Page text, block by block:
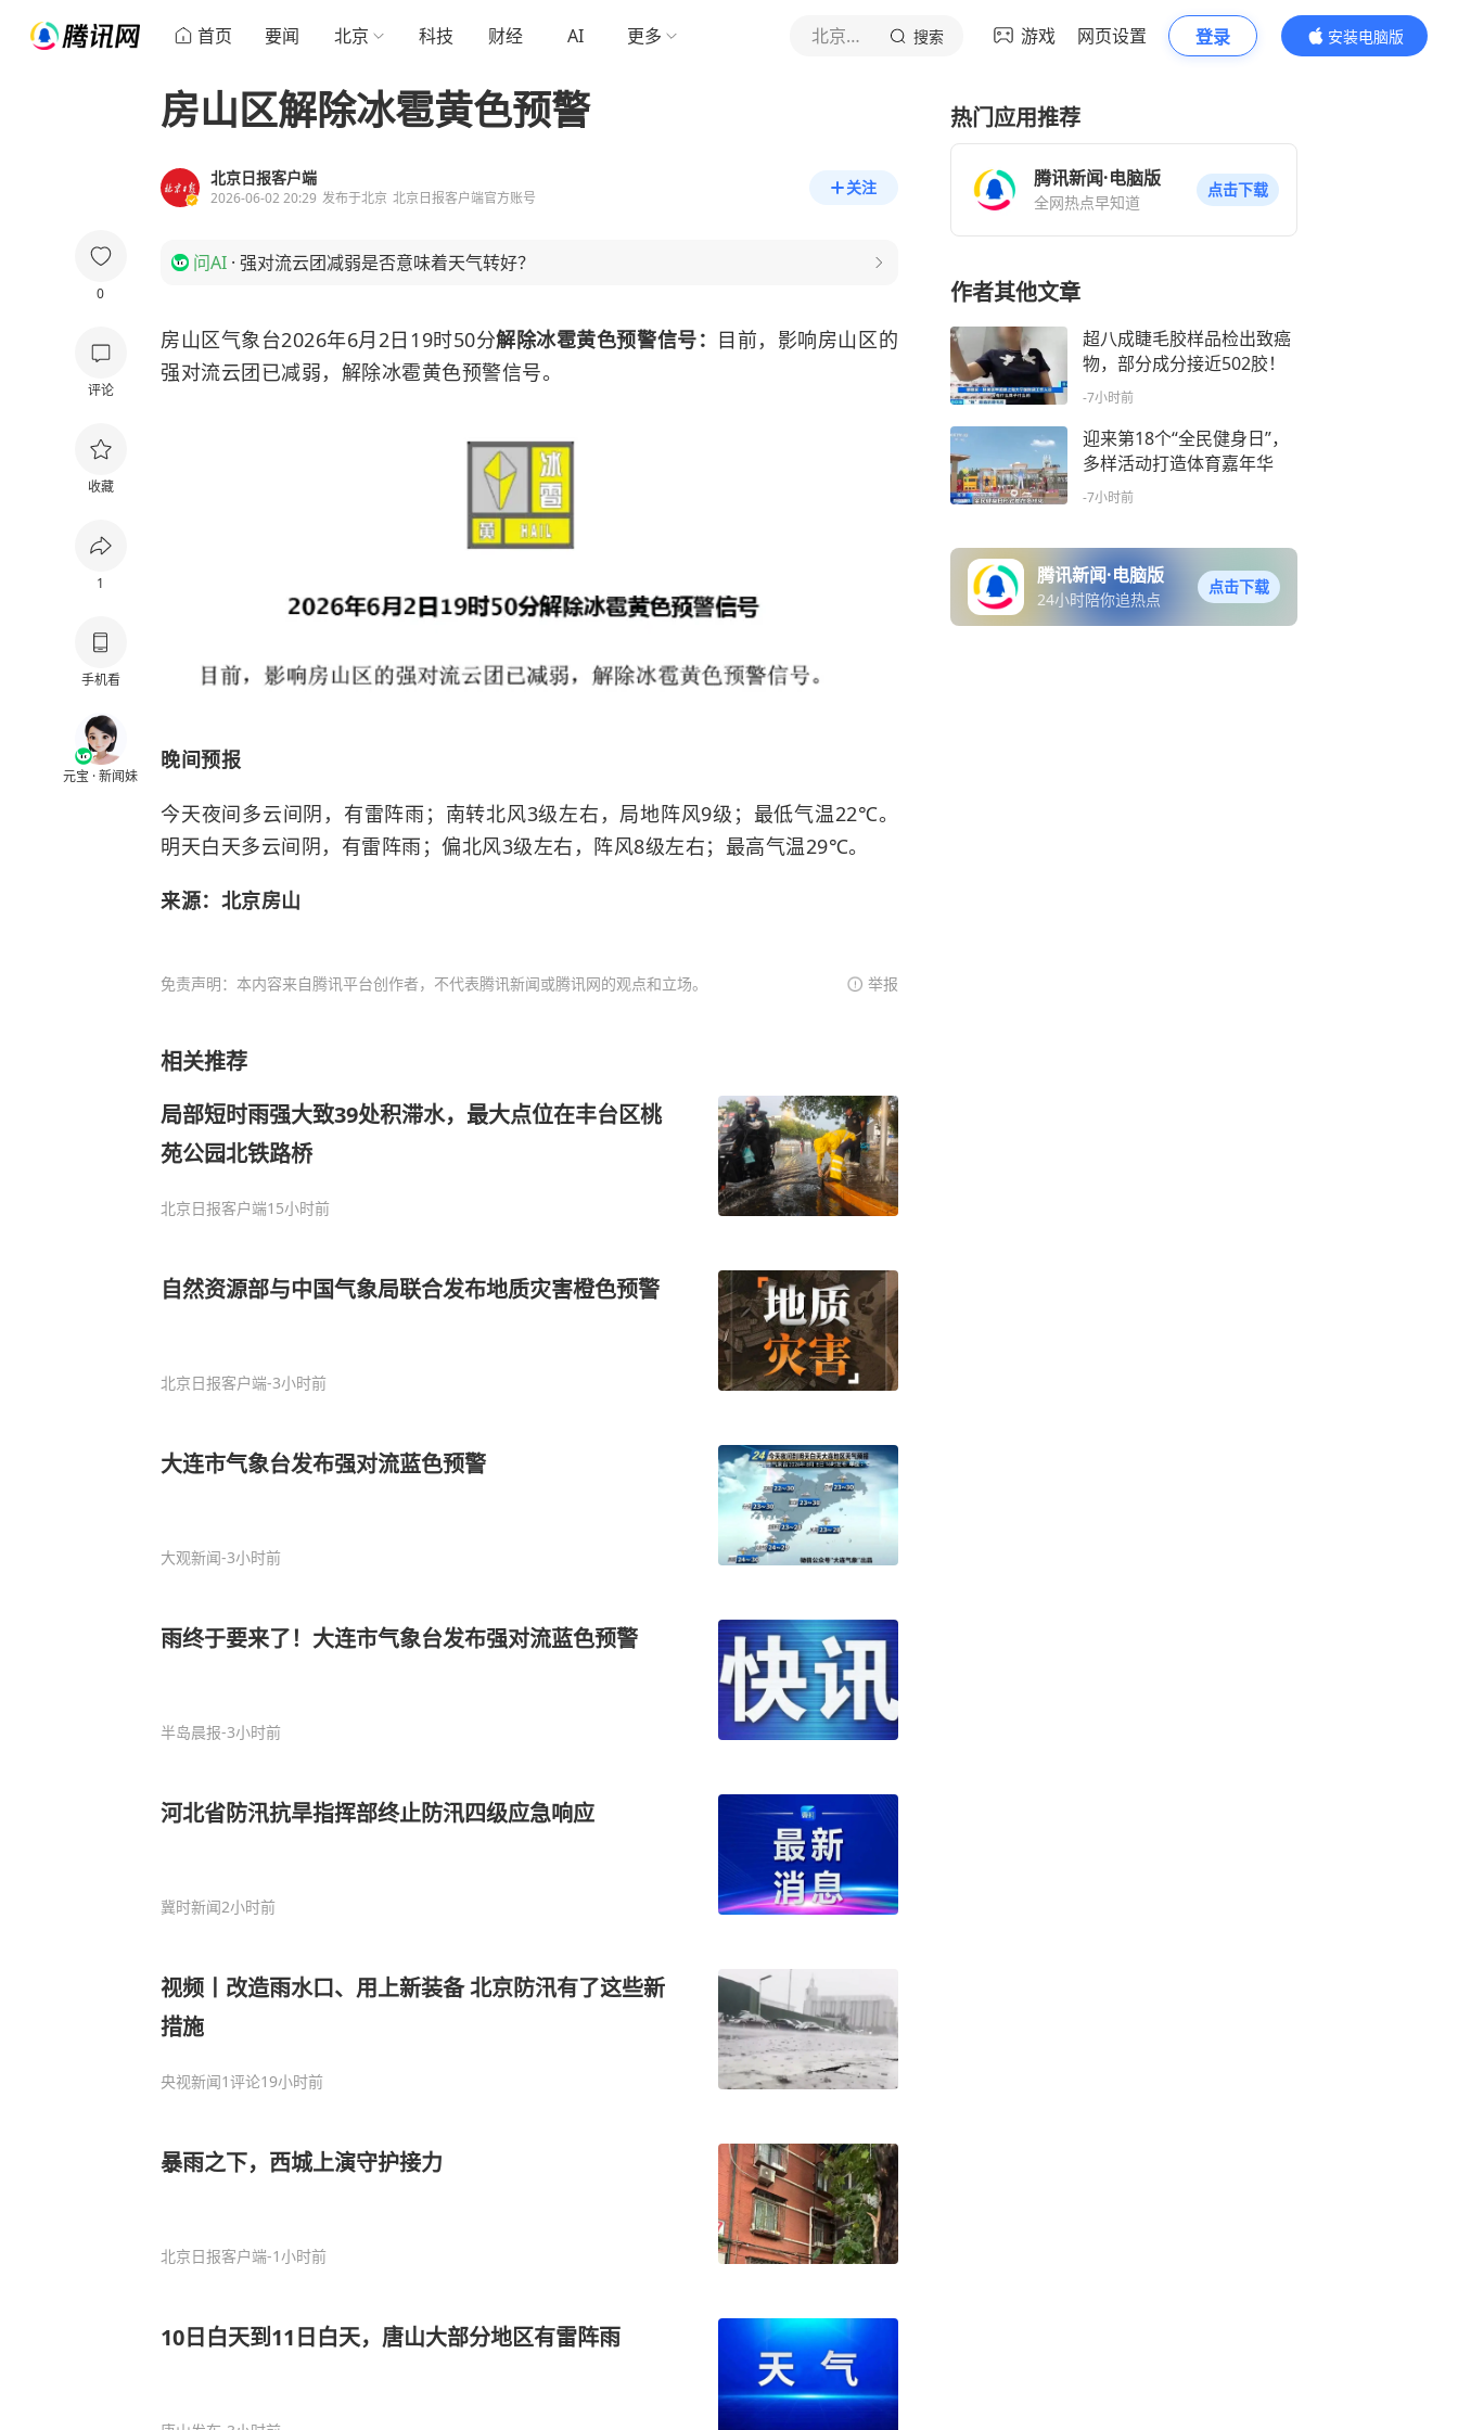
首页 要闻 北京 科技 财经 AI 更多 北京日报客户端 搜索 游戏 网页设置 登录
安装电脑版
内容更精彩
0
评论
收藏
1
手机看
元宝 · 新闻妹
房山区解除冰雹黄色预警
北京日报客户端
2026-06-02 20:29 发布于北京 北京日报客户端官方账号
关注
问AI · 强对流云团减弱是否意味着天气转好？
房山区气象台2026年6月2日19时50分解除冰雹黄色预警信号： 目前，影响房山区的
强对流云团已减弱，解除冰雹黄色预警信号。
晚间预报
今天夜间多云间阴，有雷阵雨；南转北风3级左右，局地阵风9级；最低气温22℃。
明天白天多云间阴，有雷阵雨；偏北风3级左右，阵风8级左右；最高气温29℃。
来源：北京房山
免责声明：本内容来自腾讯平台创作者，不代表腾讯新闻或腾讯网的观点和立场。 举报
相关推荐
局部短时雨强大致39处积滞水，最大点位在丰台区桃
苑公园北铁路桥
北京日报客户端15小时前
自然资源部与中国气象局联合发布地质灾害橙色预警
北京日报客户端-3小时前
大连市气象台发布强对流蓝色预警
大观新闻-3小时前
雨终于要来了！大连市气象台发布强对流蓝色预警
半岛晨报-3小时前
河北省防汛抗旱指挥部终止防汛四级应急响应
冀时新闻2小时前
视频丨改造雨水口、用上新装备 北京防汛有了这些新
措施
央视新闻1评论19小时前
暴雨之下，西城上演守护接力
北京日报客户端-1小时前
10日白天到11日白天，唐山大部分地区有雷阵雨
热门应用推荐
腾讯新闻·电脑版
全网热点早知道
点击下载
作者其他文章
超八成睫毛胶样品检出致癌
物，部分成分接近502胶！
-7小时前
迎来第18个“全民健身日”，
多样活动打造体育嘉年华
-7小时前
腾讯新闻·电脑版
24小时陪你追热点
点击下载